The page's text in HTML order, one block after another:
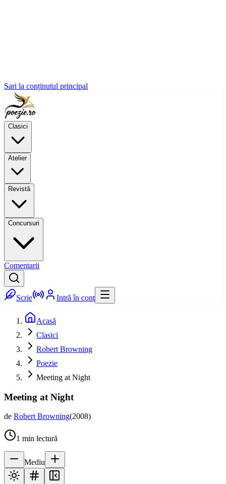
Sari la conținutul principal
Clasici
Atelier
Revistă
Concursuri
Comentarii
Scrie Intră în cont
Acasă
Clasici
Robert Browning
Poezie
Meeting at Night
Meeting at Night
de Robert Browning(2008)
1 min lectură
Mediu